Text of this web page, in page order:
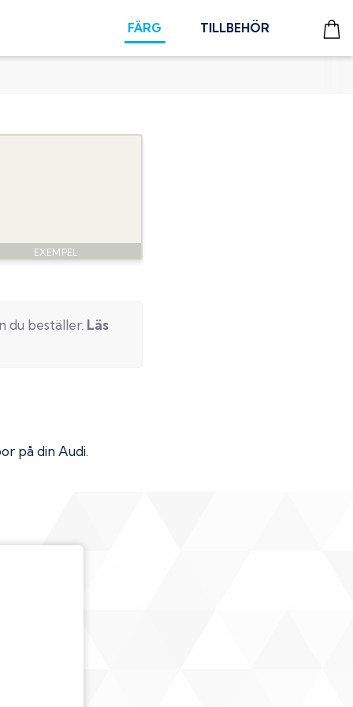
FÄRG TILLBEHÖR
du beställer. Läs
på din Audi.